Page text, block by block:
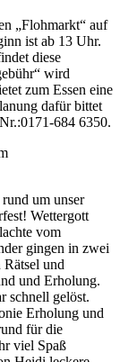
„Flohmarkt“ auf
ist ab 13 Uhr.
diese
wird
zum Essen eine
dafür bittet
684 6350.
um unser
Wettergott
vom
gingen in zwei
und
und Erholung.
schnell gelöst.
Erholung und
für die
viel Spaß